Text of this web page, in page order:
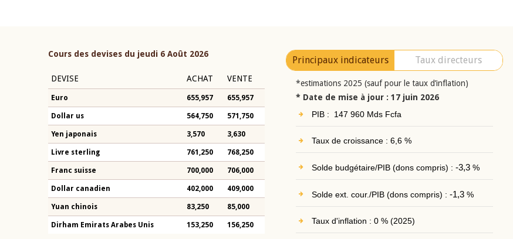
Cours des devises du jeudi 6 Août 2026
DEVISE ACHAT VENTE
Euro 655,957 655,957
Dollar us 564,750 571,750
Yen japonais 3,570 3,630
Livre sterling 761,250 768,250
Franc suisse 700,000 706,000
Dollar canadien 402,000 409,000
Yuan chinois 83,250 85,000
Dirham Emirats Arabes Unis 153,250 156,250
Principaux indicateurs Taux directeurs
*estimations 2025 (sauf pour le taux d’inflation)
* Date de mise à jour : 17 juin 2026
PIB : 147 960 Mds Fcfa
Taux de croissance : 6,6 %
Solde budgétaire/PIB (dons compris) : -3,3%
Solde ext. cour./PIB (dons compris) : -1,3%
Taux d'inflation : 0 % (2025)